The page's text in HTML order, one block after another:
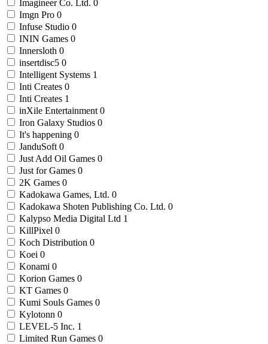
Imagineer Co. Ltd. 0
Imgn Pro 0
Infuse Studio 0
ININ Games 0
Innersloth 0
insertdisc5 0
Intelligent Systems 1
Inti Creates 0
Inti Creates 1
inXile Entertainment 0
Iron Galaxy Studios 0
It's happening 0
JanduSoft 0
Just Add Oil Games 0
Just for Games 0
2K Games 0
Kadokawa Games, Ltd. 0
Kadokawa Shoten Publishing Co. Ltd. 0
Kalypso Media Digital Ltd 1
KillPixel 0
Koch Distribution 0
Koei 0
Konami 0
Korion Games 0
KT Games 0
Kumi Souls Games 0
Kylotonn 0
LEVEL-5 Inc. 1
Limited Run Games 0